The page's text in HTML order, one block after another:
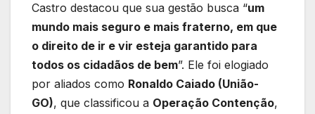
Castro destacou que sua gestão busca “um
mundo mais seguro e mais fraterno, em que
o direito de ir e vir esteja garantido para
todos os cidadãos de bem”. Ele foi elogiado
por aliados como Ronaldo Caiado (União-
GO), que classificou a Operação Contenção,